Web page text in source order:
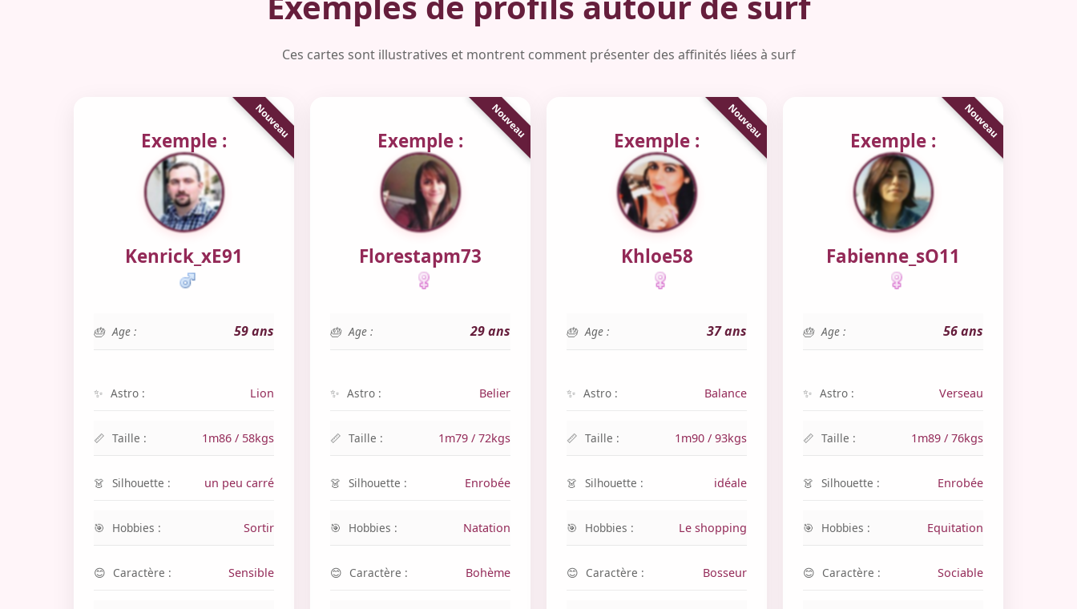
Ces cartes sont illustratives et montrent comment présenter des affinités liées à surf
Exemple :
Kenrick_xE91
Age : 59 ans
Astro : Lion
Taille : 1m86 / 58kgs
Silhouette : un peu carré
Hobbies : Sortir
Caractère : Sensible
Exemple :
Florestapm73
Age : 29 ans
Astro : Belier
Taille : 1m79 / 72kgs
Silhouette : Enrobée
Hobbies : Natation
Caractère : Bohème
Exemple :
Khloe58
Age : 37 ans
Astro : Balance
Taille : 1m90 / 93kgs
Silhouette : idéale
Hobbies : Le shopping
Caractère : Bosseur
Exemple :
Fabienne_sO11
Age : 56 ans
Astro : Verseau
Taille : 1m89 / 76kgs
Silhouette : Enrobée
Hobbies : Equitation
Caractère : Sociable